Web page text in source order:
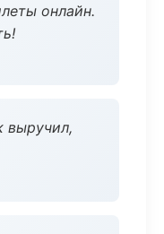
онлайн.
выручил,